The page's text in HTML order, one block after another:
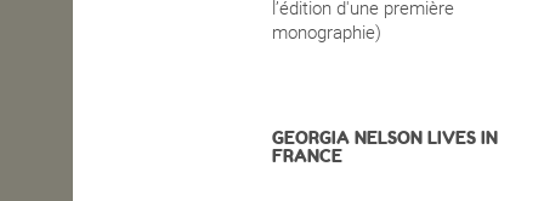
l’édition d'une première
monographie)
GEORGIA NELSON LIVES IN
FRANCE